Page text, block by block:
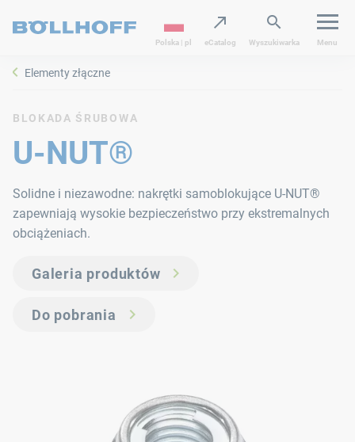
Polska | pl eCatalog Wyszukiwarka Menu
Elementy złączne
BLOKADA ŚRUBOWA
U-NUT®
Solidne i niezawodne: nakrętki samoblokujące U-NUT®
zapewniają wysokie bezpieczeństwo przy ekstremalnych
obciążeniach.
Galeria produktów
Do pobrania